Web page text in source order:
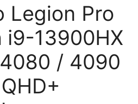
Legion Pro
i9-13900HX
/ 4090